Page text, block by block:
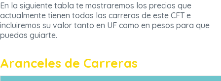
En la siguiente tabla te mostraremos los precios que
actualmente tienen todas las carreras de este CFT e
incluiremos su valor tanto en UF como en pesos para que
puedas guiarte.
Aranceles de Carreras